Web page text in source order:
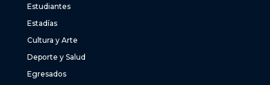
Estudiantes
Estadías
Cultura y Arte
Deporte y Salud
Egresados